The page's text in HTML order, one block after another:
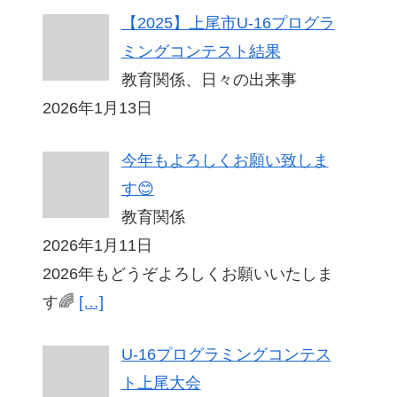
【2025】上尾市U-16プログラ
ミングコンテスト結果
教育関係、日々の出来事
2026年1月13日
今年もよろしくお願い致しま
す😊
教育関係
2026年1月11日
2026年もどうぞよろしくお願いいたしま
す🌈 […]
U-16プログラミングコンテス
ト上尾大会